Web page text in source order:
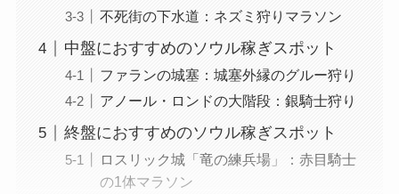
不死街の下水道：ネズミ狩りマラソン
中盤におすすめのソウル稼ぎスポット
ファランの城塞：城塞外縁のグルー狩り
アノール・ロンドの大階段：銀騎士狩り
終盤におすすめのソウル稼ぎスポット
ロスリック城「竜の練兵場」：赤目騎士
の1体マラソン